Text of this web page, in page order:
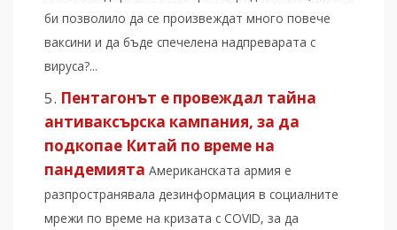
би позволило да се произвеждат много повече
ваксини и да бъде спечелена надпреварата с
вируса?...
Пентагонът е провеждал тайна
антиваксърска кампания, за да
подкопае Китай по време на
пандемията Американската армия е
разпространявала дезинформация в социалните
мрежи по време на кризата с COVID, за да